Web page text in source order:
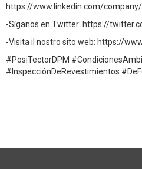
https://www.linkedin.com/company/
-Síganos en Twitter: https://
-Visita il nostro sito web: https://
#PosiTectorDPM
#InspecciónDeRevestimientos